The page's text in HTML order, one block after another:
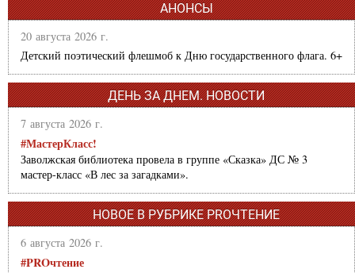
АНОНСЫ
20 августа 2026 г.
Детский поэтический флешмоб к Дню государственного флага. 6+
ДЕНЬ ЗА ДНЕМ. НОВОСТИ
7 августа 2026 г.
#МастерКласс!
Заволжская библиотека провела в группе «Сказка» ДС № 3
мастер-класс «В лес за загадками».
НОВОЕ В РУБРИКЕ PROЧТЕНИЕ
6 августа 2026 г.
#PROчтение